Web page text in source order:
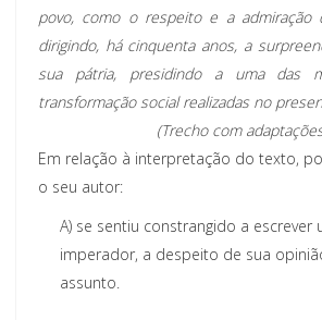
povo, como o respeito e a admiração
dirigindo, há cinquenta anos, a
sua pátria, presidindo a uma das
transformação social realizadas no
(Trecho com
Em relação à interpretação do texto,
o seu autor:
A) se sentiu constrangido a escrever
imperador, a despeito de sua
assunto.